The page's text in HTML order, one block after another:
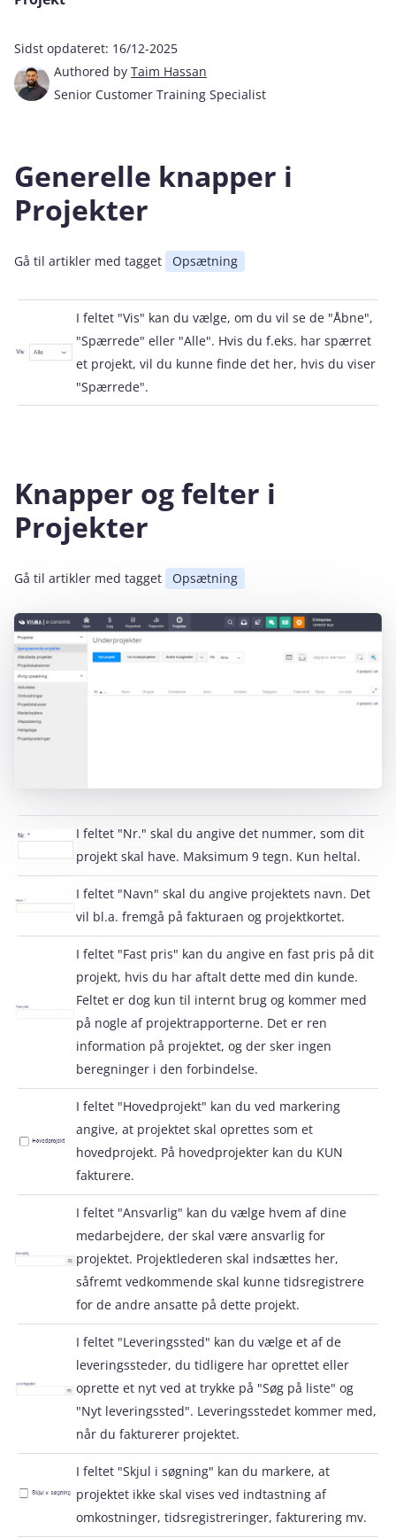
Sidst opdateret: 16/12-2025
Authored by Taim Hassan
Senior Customer Training Specialist
Generelle knapper i
Projekter
Gå til artikler med tagget Opsætning
I feltet "Vis" kan du vælge, om du vil se de "Åbne",
"Spærrede" eller "Alle". Hvis du f.eks. har spærret
et projekt, vil du kunne finde det her, hvis du viser
"Spærrede".
Knapper og felter i
Projekter
Gå til artikler med tagget Opsætning
I feltet "Nr." skal du angive det nummer, som dit
projekt skal have. Maksimum 9 tegn. Kun heltal.
I feltet "Navn" skal du angive projektets navn. Det
vil bl.a. fremgå på fakturaen og projektkortet.
I feltet "Fast pris" kan du angive en fast pris på dit
projekt, hvis du har aftalt dette med din kunde.
Feltet er dog kun til internt brug og kommer med
på nogle af projektrapporterne. Det er ren
information på projektet, og der sker ingen
beregninger i den forbindelse.
I feltet "Hovedprojekt" kan du ved markering
angive, at projektet skal oprettes som et
hovedprojekt. På hovedprojekter kan du KUN
fakturere.
I feltet "Ansvarlig" kan du vælge hvem af dine
medarbejdere, der skal være ansvarlig for
projektet. Projektlederen skal indsættes her,
såfremt vedkommende skal kunne tidsregistrere
for de andre ansatte på dette projekt.
I feltet "Leveringssted" kan du vælge et af de
leveringssteder, du tidligere har oprettet eller
oprette et nyt ved at trykke på "Søg på liste" og
"Nyt leveringssted". Leveringsstedet kommer med,
når du fakturerer projektet.
I feltet "Skjul i søgning" kan du markere, at
projektet ikke skal vises ved indtastning af
omkostninger, tidsregistreringer, fakturering mv.